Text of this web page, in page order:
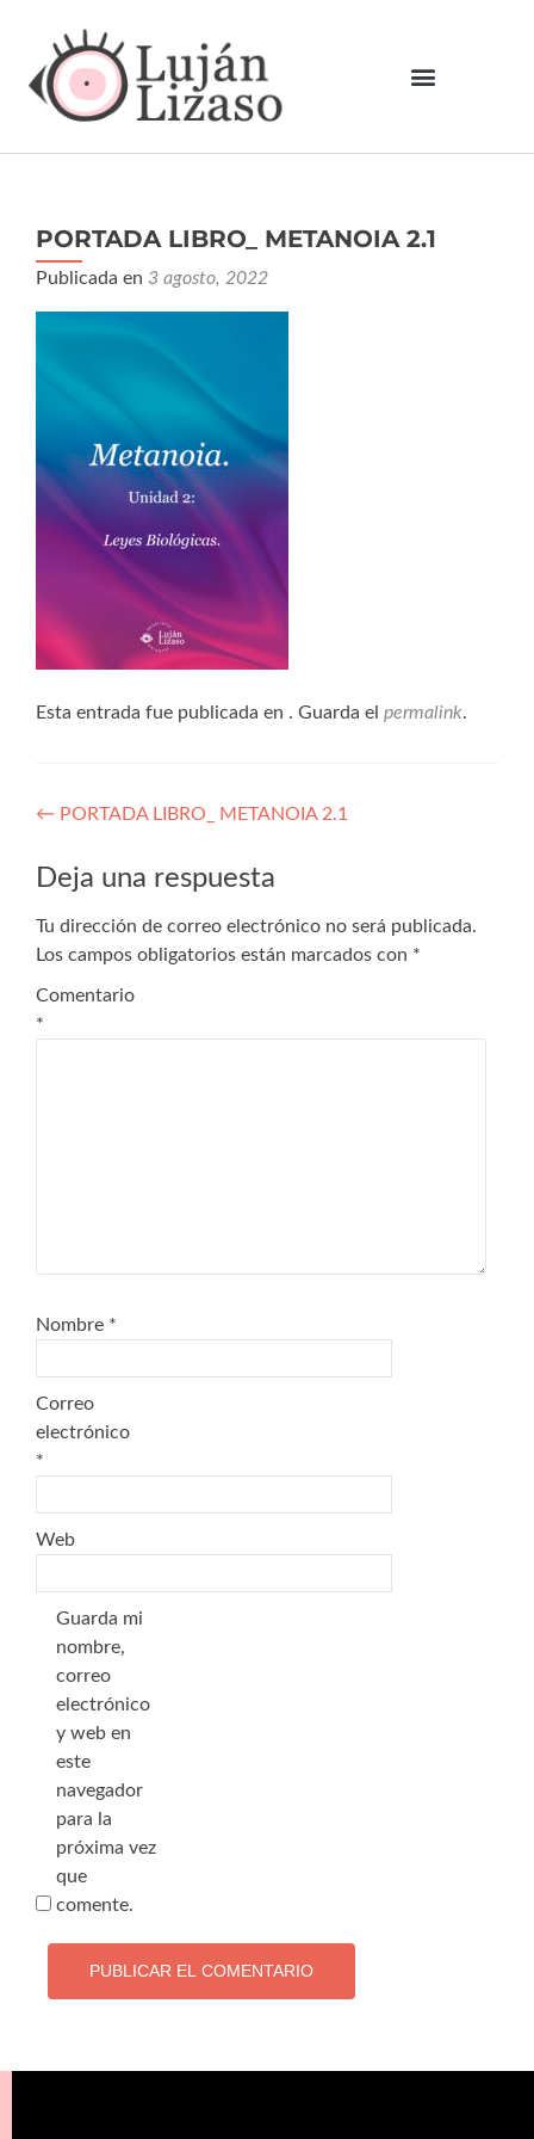
PORTADA LIBRO_ METANOIA 2.1
Publicada en 3 agosto, 2022
Esta entrada fue publicada en . Guarda el permalink.
← PORTADA LIBRO_ METANOIA 2.1
Deja una respuesta
Tu dirección de correo electrónico no será publicada.
Los campos obligatorios están marcados con *
Comentario
*
Nombre *
Correo
electrónico
*
Web
Guarda mi
nombre,
correo
electrónico
y web en
este
navegador
para la
próxima vez
que
comente.